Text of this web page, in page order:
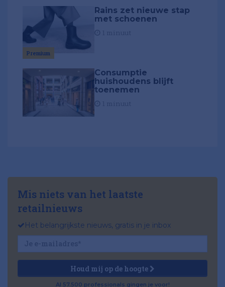
Premium
Rains zet nieuwe stap
met schoenen
Consumptie
huishoudens blijft
toenemen
Mis niets van het laatste
retailnieuws
Het belangrijkste nieuws, gratis in je inbox
Houd mij op de hoogte
Al 57.500 professionals gingen je voor!